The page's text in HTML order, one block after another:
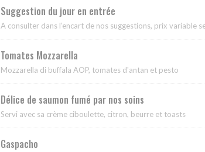
Suggestion du jour en entrée
A consulter dans l’encart de nos suggestions, prix variable
Tomates Mozzarella
Mozzarella di buffala AOP, tomates d'antan et pesto
Délice de saumon fumé par nos soins
Servi avec sa crème ciboulette, citron, beurre et toasts
Gaspacho